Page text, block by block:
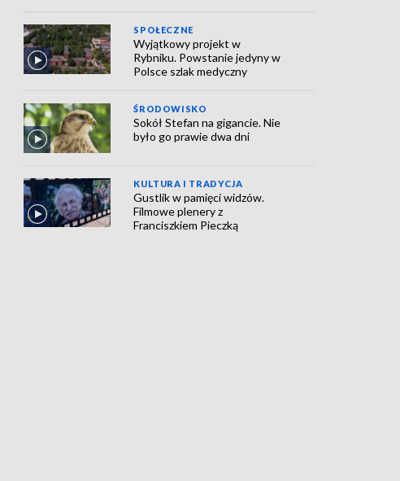
SPOŁECZNE
Wyjątkowy projekt w
Rybniku. Powstanie jedyny w
Polsce szlak medyczny
ŚRODOWISKO
Sokół Stefan na gigancie. Nie
było go prawie dwa dni
KULTURA I TRADYCJA
Gustlik w pamięci widzów.
Filmowe plenery z
Franciszkiem Pieczką